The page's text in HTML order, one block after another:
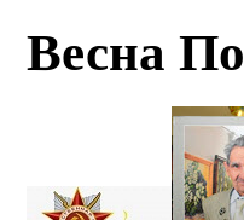
Весна